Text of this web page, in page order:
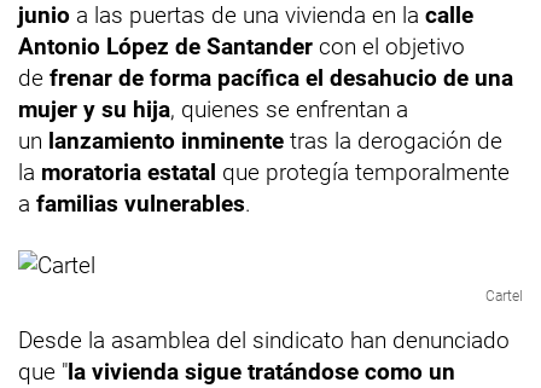
junio a las puertas de una vivienda en la calle
Antonio López de Santander con el objetivo
de frenar de forma pacífica el desahucio de una
mujer y su hija, quienes se enfrentan a
un lanzamiento inminente tras la derogación de
la moratoria estatal que protegía temporalmente
a familias vulnerables.
Cartel
Desde la asamblea del sindicato han denunciado
que "la vivienda sigue tratándose como un